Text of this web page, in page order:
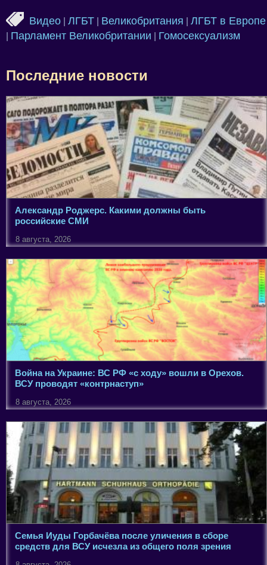
Видео ЛГБТ Великобритания ЛГБТ в Европе
Парламент Великобритании Гомосексуализм
Последние новости
Александр Роджерс. Какими должны быть
российские СМИ
8 августа, 2026
Война на Украине: ВС РФ «с ходу» вошли в Орехов.
ВСУ проводят «контрнаступ»
8 августа, 2026
Семья Иуды Горбачёва после уличения в сборе
средств для ВСУ исчезла из общего поля зрения